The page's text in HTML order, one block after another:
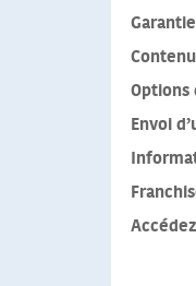
Options
Envoi